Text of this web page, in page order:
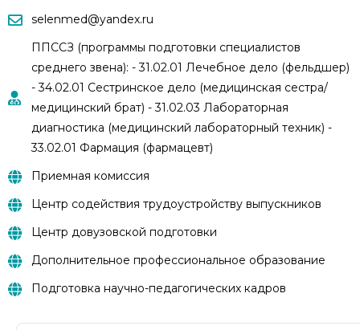
selenmed@yandex.ru
ППССЗ (программы подготовки специалистов
среднего звена): - 31.02.01 Лечебное дело (фельдшер)
- 34.02.01 Сестринское дело (медицинская сестра/
медицинский брат) - 31.02.03 Лабораторная
диагностика (медицинский лабораторный техник) -
33.02.01 Фармация (фармацевт)
Приемная комиссия
Центр содействия трудоустройству выпускников
Центр довузовской подготовки
Дополнительное профессиональное образование
Подготовка научно-педагогических кадров